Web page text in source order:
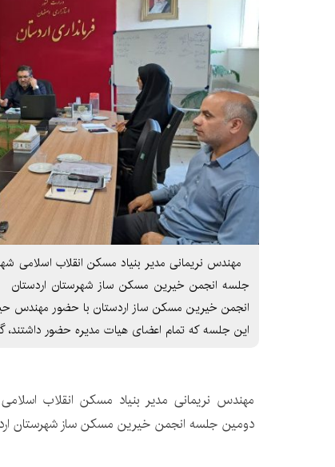
مهندس نریمانی مدیر بنیاد مسکن انقلاب اسلامی
جلسه انجمن خیرین مسکن ساز شهرستان اردستان
انجمن خیرین مسکن ساز اردستان با حضور مهندس
این جلسه که تمام اعضای هیات مدیره حضور داشتند،
مهندس نریمانی مدیر بنیاد مسکن انقلاب
دومین جلسه انجمن خیرین مسکن ساز شهرستان